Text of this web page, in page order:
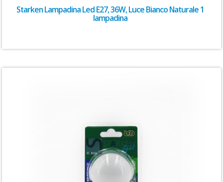
Starken Lampadina Led E27, 36W, Luce Bianco Naturale 1
lampadina